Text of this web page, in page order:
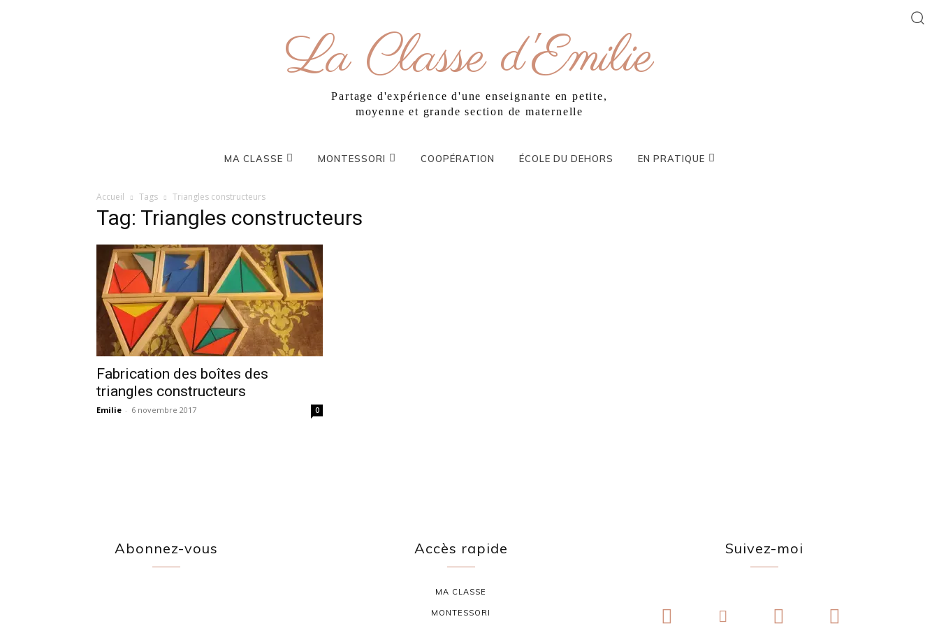
La Classe d'Emilie
Partage d'expérience d'une enseignante en petite,
moyenne et grande section de maternelle
MA CLASSE MONTESSORI COOPÉRATION ÉCOLE DU DEHORS EN PRATIQUE
Accueil Tags Triangles constructeurs
Tag: Triangles constructeurs
Fabrication des boîtes des
triangles constructeurs
Emilie - 6 novembre 2017 0
Abonnez-vous Accès rapide
MA CLASSE
MONTESSORI
Suivez-moi